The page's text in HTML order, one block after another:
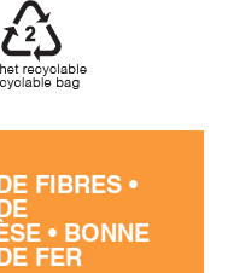
FIBRES •
• BONNE
FER